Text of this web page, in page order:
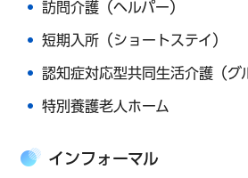
訪問介護（ヘルパー）
短期入所（ショートステイ）
認知症対応型共同生活介護（グ
特別養護老人ホーム
インフォーマル